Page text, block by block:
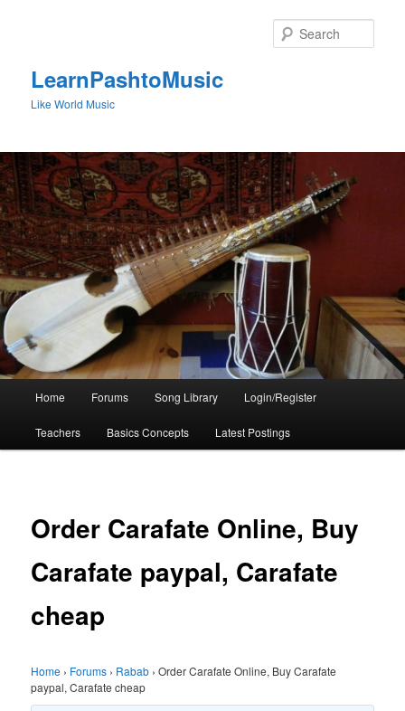
LearnPashtoMusic
Like World Music
Home Forums Song Library Login/Register
Teachers Basics Concepts Latest Postings
Order Carafate Online, Buy
Carafate paypal, Carafate
cheap
Home › Forums › Rabab › Order Carafate Online, Buy Carafate
paypal, Carafate cheap